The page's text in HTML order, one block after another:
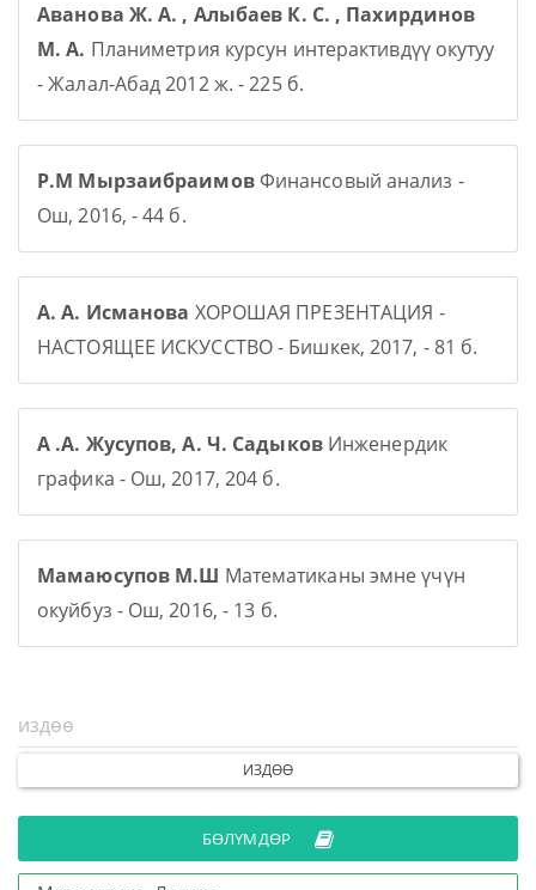
Аванова Ж. А. , Алыбаев К. С. , Пахирдинов
М. А. Планиметрия курсун интерактивдүү окутуу
- Жалал-Абад 2012 ж. - 225 б.
Р.М МырзаибраимовФинансовый анализ -
Ош, 2016, - 44 б.
А. А. Исманова ХОРОШАЯ ПРЕЗЕНТАЦИЯ -
НАСТОЯЩЕЕ ИСКУССТВО - Бишкек, 2017, - 81 б.
А .А. Жусупов, А. Ч. Садыков Инженердик
графика - Ош, 2017, 204 б.
Мамаюсупов М.Ш Математиканы эмне үчүн
окуйбуз - Ош, 2016, - 13 б.
ИЗДӨӨ
БӨЛҮМДӨР